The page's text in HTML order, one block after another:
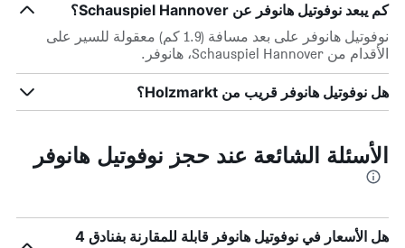
كم يبعد نوفوتيل هانوفر عن Schauspiel Hannover؟
نوفوتيل هانوفر على بعد مسافة (1.9 كم) معقولة للسير على
الأقدام من Schauspiel Hannover، هانوفر.
هل نوفوتيل هانوفر قريب من Holzmarkt؟
الأسئلة الشائعة عند حجز نوفوتيل هانوفر
هل الأسعار في نوفوتيل هانوفر قابلة للمقارنة بفنادق 4